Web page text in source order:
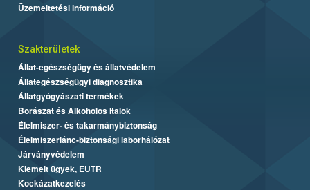
Üzemeltetési információ
Szakterületek
Állat-egészségügy és állatvédelem
Állategészségügyi diagnosztika
Állatgyógyászati termékek
Borászat és Alkoholos Italok
Élelmiszer- és takarmánybiztonság
Élelmiszerlánc-biztonsági laborhálózat
Járványvédelem
Kiemelt ügyek, EUTR
Kockázatkezelés